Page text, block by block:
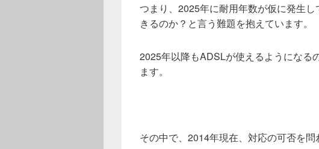
つまり、2025年に耐用年数が仮に発生
きるのか？と言う難題を抱えています。
2025年以降もADSLが使えるようになる
ます。
その中で、2014年現在、対応の可否を問